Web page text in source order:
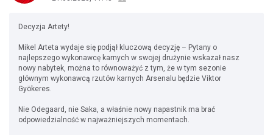
Decyzja Artety!
Mikel Arteta wydaje się podjął kluczową decyzję – Pytany o
najlepszego wykonawcę karnych w swojej drużynie wskazał nasz
nowy nabytek, można to równoważyć z tym, że w tym sezonie
głównym wykonawcą rzutów karnych Arsenalu będzie Viktor
Gyökeres.
Nie Odegaard, nie Saka, a właśnie nowy napastnik ma brać
odpowiedzialność w najważniejszych momentach.